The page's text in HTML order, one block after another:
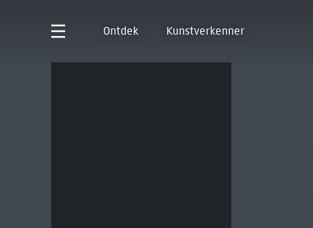
Ontdek Kunstverkenner